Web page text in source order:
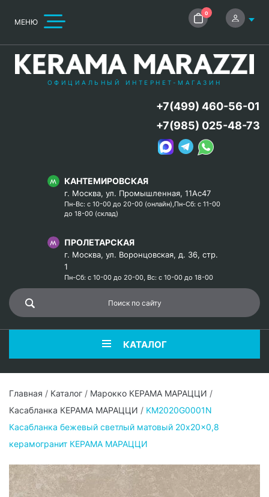
МЕНЮ
0
ОФИЦИАЛЬНЫЙ ИНТЕРНЕТ-МАГАЗИН
КАНТЕМИРОВСКАЯ
г. Москва, ул. Промышленная, 11Ас47
Пн-Вс: с 10-00 до 20-00 (онлайн),Пн-Сб: с 11-00
до 18-00 (склад)
ПРОЛЕТАРСКАЯ
г. Москва, ул. Воронцовская, д. 36, стр.
1
Пн-Сб: с 10-00 до 20-00, Вс: с 10-00 до 18-00
+7(499) 460-56-01
+7(985) 025-48-73
КАТАЛОГ
Главная / Каталог / Марокко КЕРАМА МАРАЦЦИ /
Касабланка КЕРАМА МАРАЦЦИ / KM2020G0001N
Касабланка бежевый светлый матовый 20x20x0,8
керамогранит КЕРАМА МАРАЦЦИ